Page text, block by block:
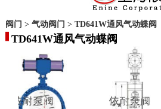
阀门 > 气动阀门 > TD641W通风气动蝶阀
TD641W通风气动蝶阀